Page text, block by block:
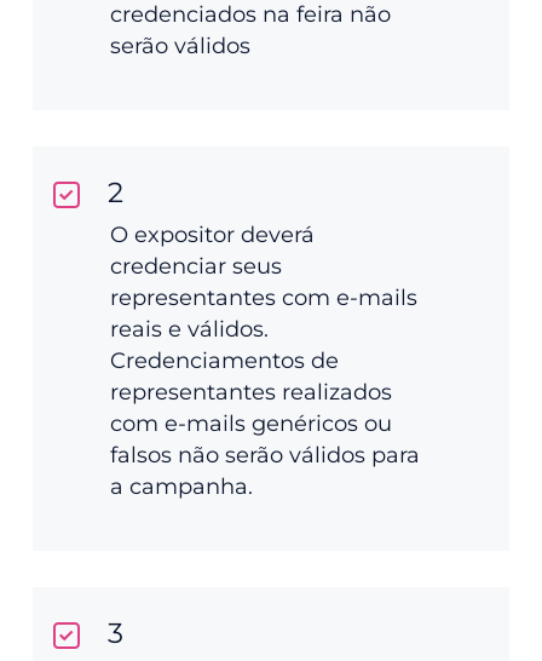
credenciados na feira não
serão válidos
2
O expositor deverá
credenciar seus
representantes com e-mails
reais e válidos.
Credenciamentos de
representantes realizados
com e-mails genéricos ou
falsos não serão válidos para
a campanha.
3